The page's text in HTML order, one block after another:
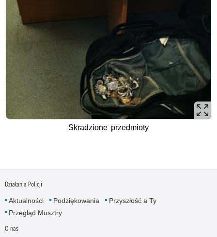
Skradzione przedmioty
Działania Policji
Aktualności Podziękowania
Przyszłość a Ty
Przegląd Musztry
O nas